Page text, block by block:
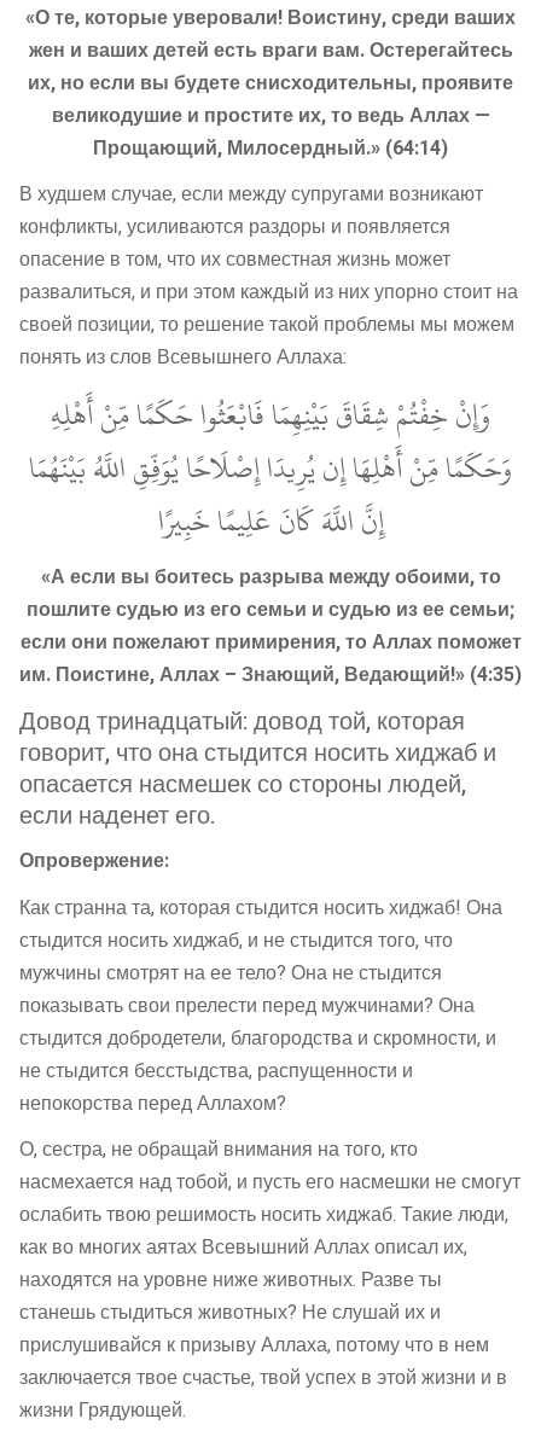
«О те, которые уверовали! Воистину, среди ваших
жен и ваших детей есть враги вам. Остерегайтесь
их, но если вы будете снисходительны, проявите
великодушие и простите их, то ведь Аллах —
Прощающий, Милосердный.» (64:14)
В худшем случае, если между супругами возникают
конфликты, усиливаются раздоры и появляется
опасение в том, что их совместная жизнь может
развалиться, и при этом каждый из них упорно стоит на
своей позиции, то решение такой проблемы мы можем
понять из слов Всевышнего Аллаха:
وَإِنْ خِفْتُمْ شِقَاقَ بَيْنِهِمَا فَابْعَثُوا حَكَمًا مِّنْ أَهْلِهِ
وَحَكَمًا مِّنْ أَهْلِهَا إِن يُرِيدَا إِصْلَاحًا يُوَفِّقِ اللَّهُ بَيْنَهُمَا
إِنَّ اللَّهَ كَانَ عَلِيمًا خَبِيرًا
«А если вы боитесь разрыва между обоими, то
пошлите судью из его семьи и судью из ее семьи;
если они пожелают примирения, то Аллах поможет
им. Поистине, Аллах – Знающий, Ведающий!» (4:35)
Довод тринадцатый: довод той, которая
говорит, что она стыдится носить хиджаб и
опасается насмешек со стороны людей,
если наденет его.
Опровержение:
Как странна та, которая стыдится носить хиджаб! Она
стыдится носить хиджаб, и не стыдится того, что
мужчины смотрят на ее тело? Она не стыдится
показывать свои прелести перед мужчинами? Она
стыдится добродетели, благородства и скромности, и
не стыдится бесстыдства, распущенности и
непокорства перед Аллахом?
О, сестра, не обращай внимания на того, кто
насмехается над тобой, и пусть его насмешки не смогут
ослабить твою решимость носить хиджаб. Такие люди,
как во многих аятах Всевышний Аллах описал их,
находятся на уровне ниже животных. Разве ты
станешь стыдиться животных? Не слушай их и
прислушивайся к призыву Аллаха, потому что в нем
заключается твое счастье, твой успех в этой жизни и в
жизни Грядующей.